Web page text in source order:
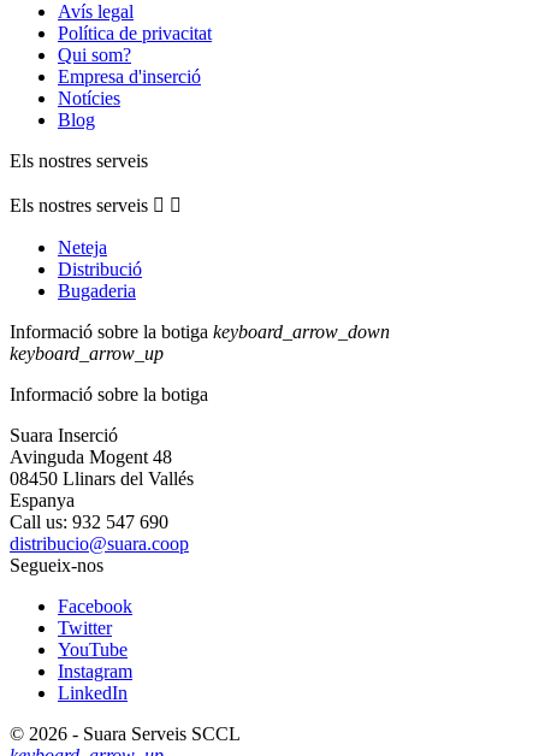
Avís legal
Política de privacitat
Qui som?
Empresa d'inserció
Notícies
Blog
Els nostres serveis
Els nostres serveis  
Neteja
Distribució
Bugaderia
Informació sobre la botiga keyboard_arrow_down
keyboard_arrow_up
Informació sobre la botiga
Suara Inserció
Avinguda Mogent 48
08450 Llinars del Vallés
Espanya
Call us: 932 547 690
distribucio@suara.coop
Segueix-nos
Facebook
Twitter
YouTube
Instagram
LinkedIn
© 2026 - Suara Serveis SCCL